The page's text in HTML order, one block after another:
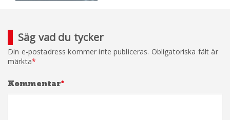
Säg vad du tycker
Din e-postadress kommer inte publiceras. Obligatoriska fält är
märkta*
Kommentar*